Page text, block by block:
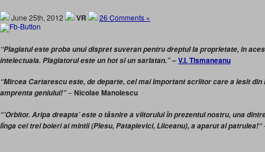
June 25th, 2012 VR 26 Comments »
“Plagiatul este proba unui dispret suveran pentru dreptul la proprietate, in
intelectuala. Plagiatorul este un hot si un sarlatan.”–V.I. Tismaneanu
“Mircea Cartarescu este, de departe, cel mai important scriitor care a iesit
amprenta geniului!”–Nicolae Manolescu
“’Orbitor. Aripa dreapta’ este o tâsnire a viitorului în prezentul nostru, una
lînga cei trei boieri ai mintii (Plesu, Patapievici, Liiceanu), a aparut al patrulea!“